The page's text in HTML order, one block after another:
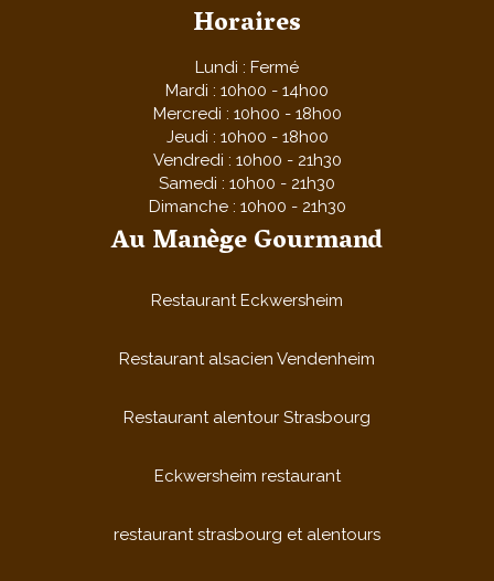
Horaires
Lundi : Fermé
Mardi : 10h00 - 14h00
Mercredi : 10h00 - 18h00
Jeudi : 10h00 - 18h00
Vendredi : 10h00 - 21h30
Samedi : 10h00 - 21h30
Dimanche : 10h00 - 21h30
Au Manège Gourmand
Restaurant Eckwersheim
Restaurant alsacien Vendenheim
Restaurant alentour Strasbourg
Eckwersheim restaurant
restaurant strasbourg et alentours